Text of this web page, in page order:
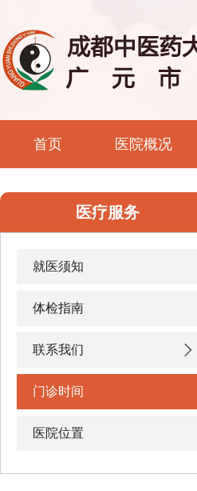
首页 医院概况
医疗服务
就医须知
体检指南
联系我们
门诊时间
医院位置